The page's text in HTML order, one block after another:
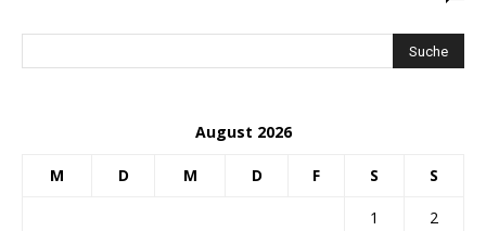
August 2026
M D M D F S S
1
2